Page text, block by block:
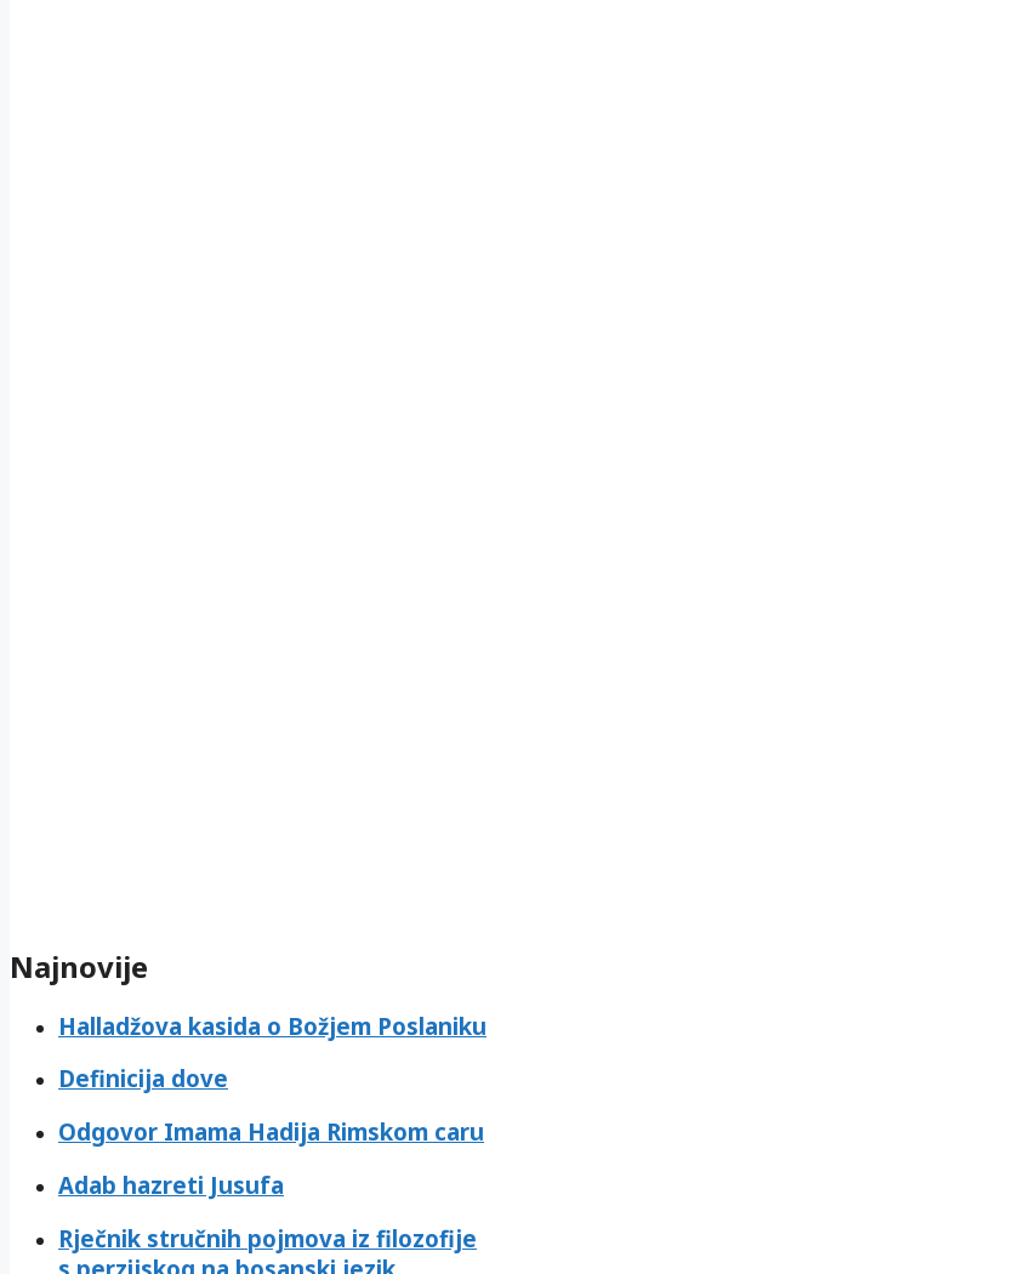
Najnovije
Halladžova kasida o Božjem Poslaniku
Definicija dove
Odgovor Imama Hadija Rimskom caru
Adab hazreti Jusufa
Rječnik stručnih pojmova iz filozofije